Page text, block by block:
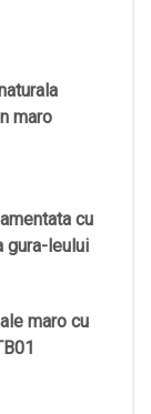
maro
cu
gura-leului
maro cu